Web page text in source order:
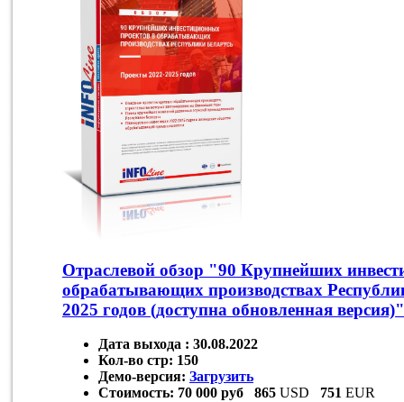
Отраслевой обзор "90 Крупнейших
обрабатывающих производствах
2025 годов (доступна обновленная версия)"
Дата выхода : 30.08.2022
Кол-во стр: 150
Демо-версия: Загрузить
Стоимость: 70 000 руб 865 USD 751 EUR